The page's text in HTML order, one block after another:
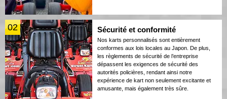
02 Sécurité et conformité
Nos karts personnalisés sont entièrement
conformes aux lois locales au Japon. De plus,
les règlements de sécurité de l’entreprise
dépassent les exigences de sécurité des
autorités policières, rendant ainsi notre
expérience de kart non seulement excitante et
amusante, mais également très sûre.